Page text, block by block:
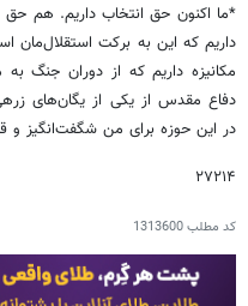
*ما اکنون حق انتخاب داریم. هم
داریم که این به برکت استقلال‌مان
مکانیزه داریم که از دوران جنگ
دفاع مقدس از یکی از یگان‌های
در این حوزه برای من شگفت‌انگیز و
۲۷۲۱۴
کد مطلب1313600